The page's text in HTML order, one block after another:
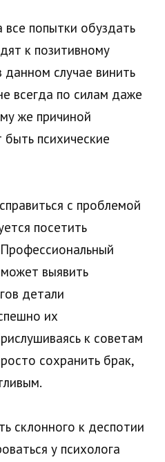
все попытки обуздать
к позитивному
данном случае винить
всегда по силам даже
же причиной
психические
с проблемой
посетить
выявить
детали
их
к советам
сохранить брак,
склонного к деспотии
у психолога